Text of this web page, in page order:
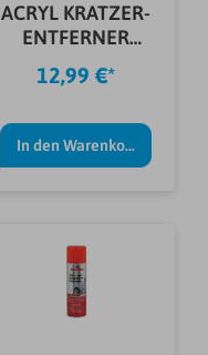
ACRYL KRATZER-
ENTFERNER
QUIXX
12,99 €*
In den Warenkorb